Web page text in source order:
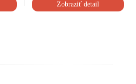
Zobraziť detail